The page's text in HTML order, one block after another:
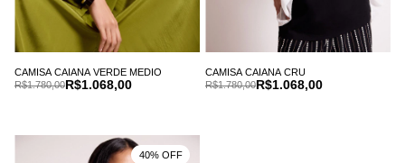
CAMISA CAIANA VERDE MEDIO
R$1.068,00
R$1.780,00
CAMISA CAIANA CRU
R$1.068,00
R$1.780,00
40% OFF